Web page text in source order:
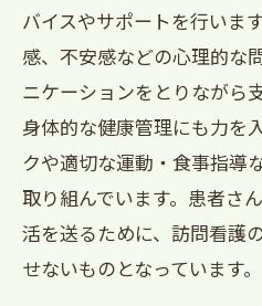
バイスやサポートを行いま
感、不安感などの心理的な
ニケーションをとりながら
身体的な健康管理にも力を
クや適切な運動・食事指導
取り組んでいます。患者さ
活を送るために、訪問看
せないものとなっています。